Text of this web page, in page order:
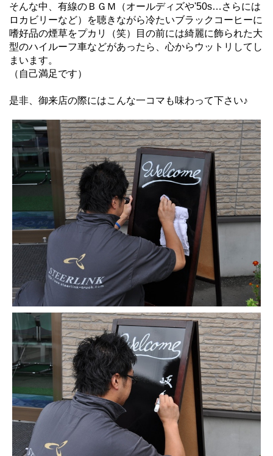
そんな中、有線のＢＧＭ（オールディズや'50s…さらには
ロカビリーなど）を聴きながら冷たいブラックコーヒーに
嗜好品の煙草をプカリ（笑）目の前には綺麗に飾られた大
型のハイルーフ車などがあったら、心からウットリしてし
まいます。
（自己満足です）
是非、御来店の際にはこんな一コマも味わって下さい♪